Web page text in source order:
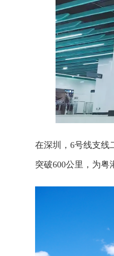
在深圳，6号线支线
突破600公里，为粤